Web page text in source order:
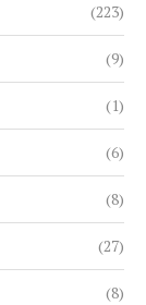
(223)
(9)
(1)
(6)
(8)
(27)
(8)